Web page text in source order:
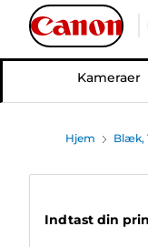
Kameraer
Hjem Blæk,
Indtast din